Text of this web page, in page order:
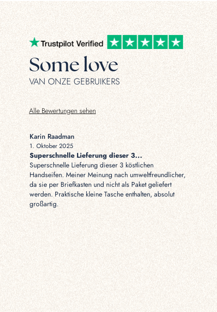
Some love
VAN ONZE GEBRUIKERS
Alle Bewertungen sehen
Karin Raadman
1. Oktober 2025
Superschnelle Lieferung dieser 3...
Superschnelle Lieferung dieser 3 köstlichen
Handseifen. Meiner Meinung nach umweltfreundlicher,
da sie per Briefkasten und nicht als Paket geliefert
werden. Praktische kleine Tasche enthalten, absolut
großartig.
Naomi
30.